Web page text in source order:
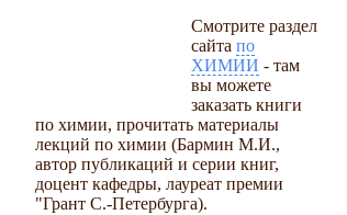
Смотрите раздел
сайта по
ХИМИИ - там
вы можете
заказать книги
по химии, прочитать материалы
лекций по химии (Бармин М.И.,
автор публикаций и серии книг,
доцент кафедры, лауреат премии
"Грант С.-Петербурга).